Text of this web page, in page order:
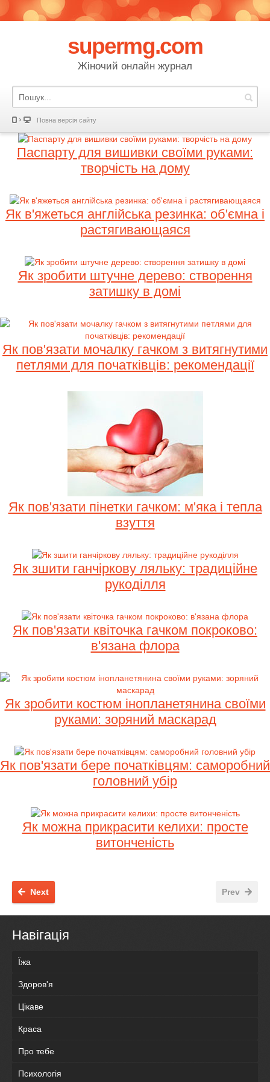
supermg.com
Жіночий онлайн журнал
Повна версія сайту
Паспарту для вишивки своїми руками:
творчість на дому
Як в'яжеться англійська резинка: об'ємна і
растягивающаяся
Як зробити штучне дерево: створення
затишку в домі
Як пов'язати мочалку гачком з витягнутими
петлями для початківців: рекомендації
Як пов'язати пінетки гачком: м'яка і тепла
взуття
Як зшити ганчіркову ляльку: традиційне
рукоділля
Як пов'язати квіточка гачком покроково:
в'язана флора
Як зробити костюм інопланетянина своїми
руками: зоряний маскарад
Як пов'язати бере початківцям: саморобний
головний убір
Як можна прикрасити келихи: просте
витонченість
Prev
Next
Навігація
Їжа
Здоров'я
Цікаве
Краса
Про тебе
Психологія